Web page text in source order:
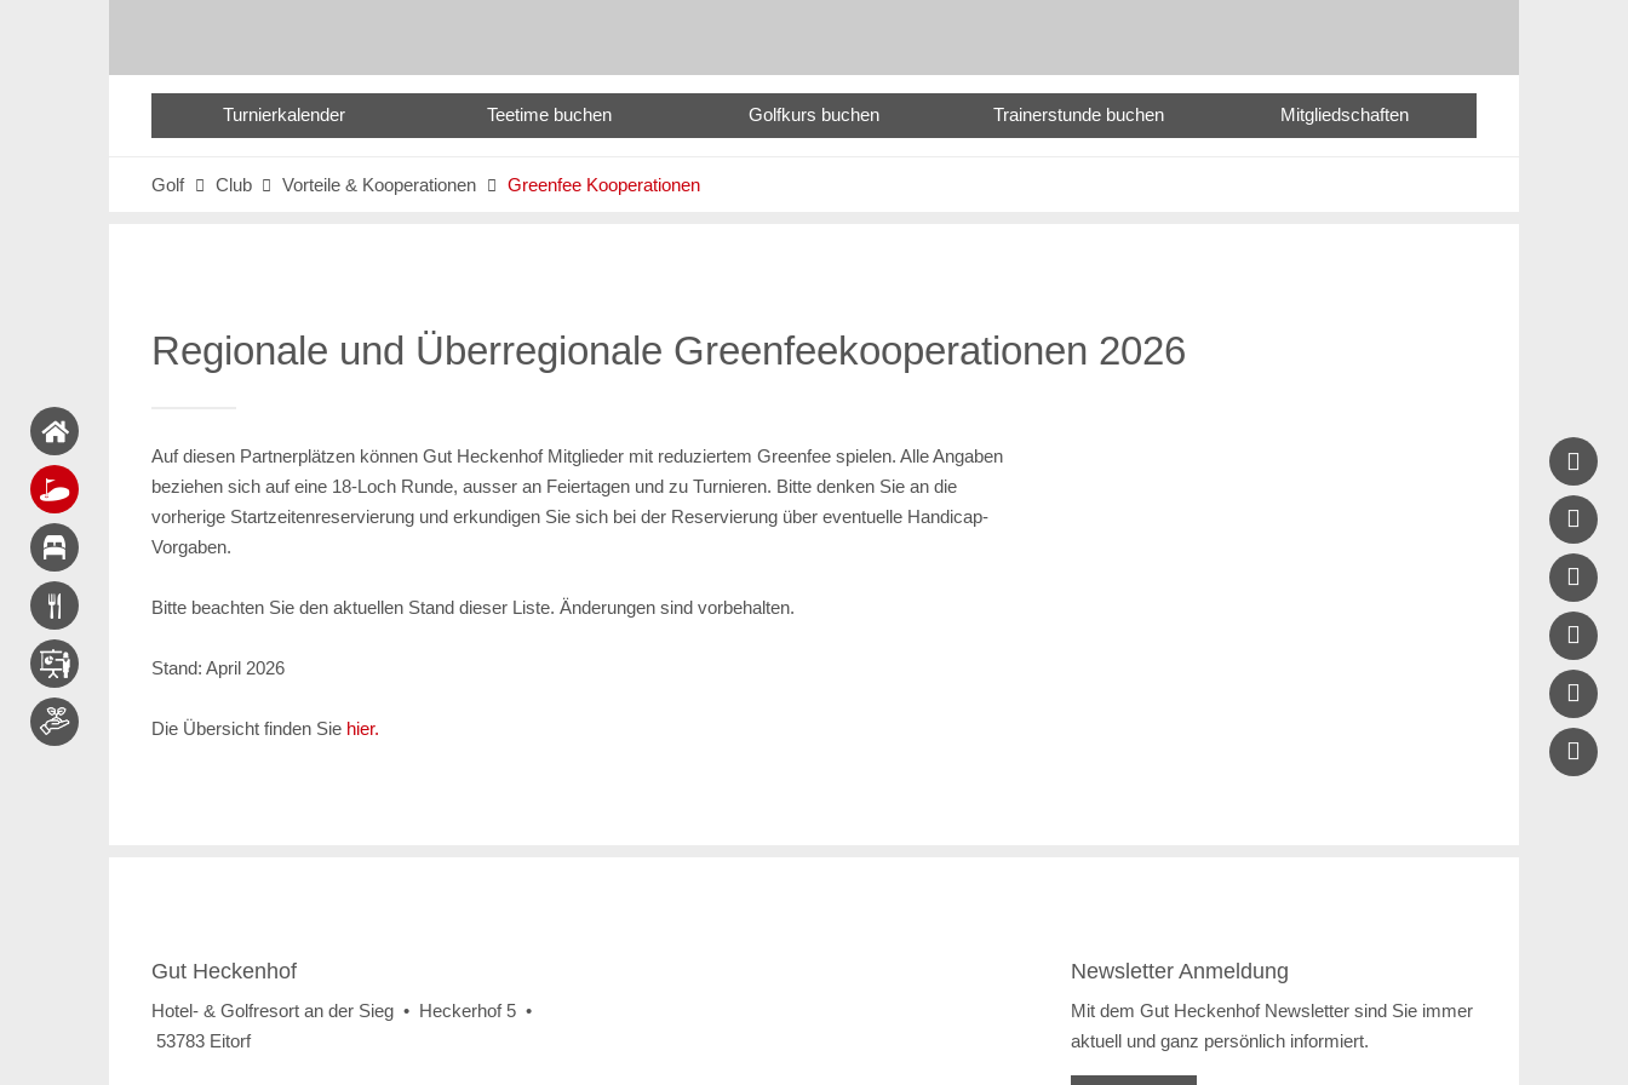
Turnierkalender Teetime buchen Golfkurs buchen Trainerstunde buchen Mitgliedschaften
Golf  Club  Vorteile & Kooperationen  Greenfee Kooperationen
Regionale und Überregionale Greenfeekooperationen 2026
Auf diesen Partnerplätzen können Gut Heckenhof Mitglieder mit reduziertem Greenfee spielen. Alle Angaben
beziehen sich auf eine 18-Loch Runde, ausser an Feiertagen und zu Turnieren. Bitte denken Sie an die
vorherige Startzeitenreservierung und erkundigen Sie sich bei der Reservierung über eventuelle Handicap-
Vorgaben.
Bitte beachten Sie den aktuellen Stand dieser Liste. Änderungen sind vorbehalten.
Stand: April 2026
Die Übersicht finden Sie hier.
Gut Heckenhof
Hotel- & Golfresort an der Sieg • Heckerhof 5 •
53783 Eitorf
Newsletter Anmeldung
Mit dem Gut Heckenhof Newsletter sind Sie immer
aktuell und ganz persönlich informiert.




